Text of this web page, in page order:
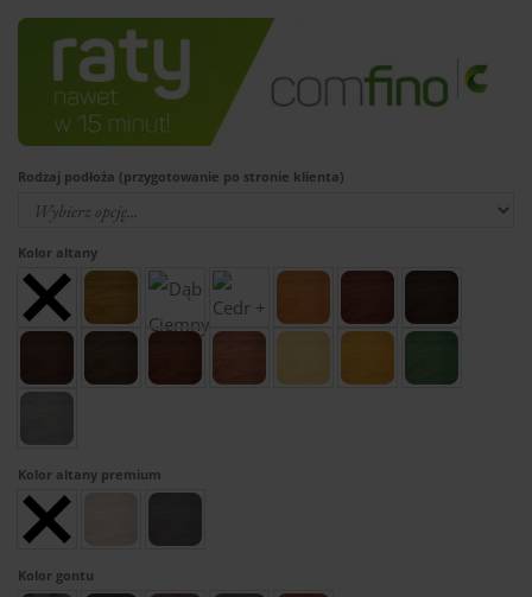
Rodzaj podłoża (przygotowanie po stronie klienta)
Kolor altany
Kolor altany premium
Kolor gontu